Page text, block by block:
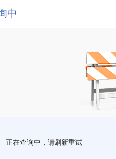
中
正在查询中，请刷新重试